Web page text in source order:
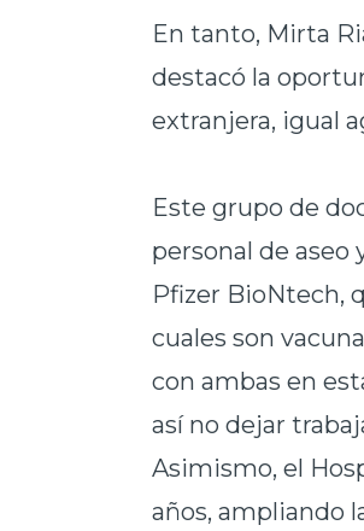
En tanto, Mirta
destacó la
extranjera, igual
Este grupo de
personal de aseo
Pfizer BioNtech,
cuales son
con ambas en
así no dejar
Asimismo, el
años, ampliando